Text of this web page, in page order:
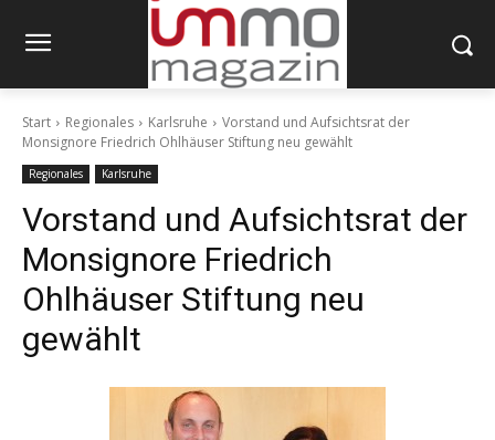
Start Regionales Karlsruhe
Vorstand und Aufsichtsrat der
Monsignore Friedrich Ohlhäuser Stiftung neu gewählt
Regionales Karlsruhe
Vorstand und Aufsichtsrat der
Monsignore Friedrich
Ohlhäuser Stiftung neu
gewählt